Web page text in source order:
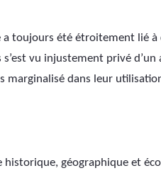
toujours été étroitement lié à
vu injustement privé d’un
marginalisé dans leur
géographique et